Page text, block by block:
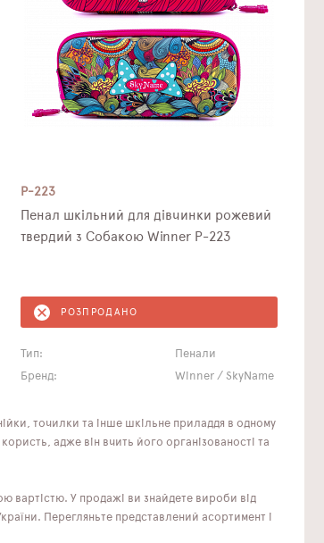
P-223
Пенал шкільний для дівчинки рожевий
твердий з Собакою Winner P-223
РОЗПРОДАНО
Тип:
Пенали
Бренд:
Winner / SkyName
точилки та інше шкільне приладдя в одному
адже він вчить його організованості та
вартістю. У продажі ви знайдете вироби від
Перегляньте представлений асортимент і